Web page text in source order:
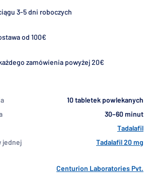
3-5 dni roboczych
od 100€
zamówienia powyżej 20€
10 tabletek powlekanych
30–60 minut
Tadalafil
jednej
Tadalafil 20 mg
Centurion Laboratories Pvt.